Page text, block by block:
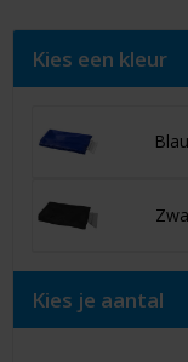
Kies een kleur
Kies je aantal